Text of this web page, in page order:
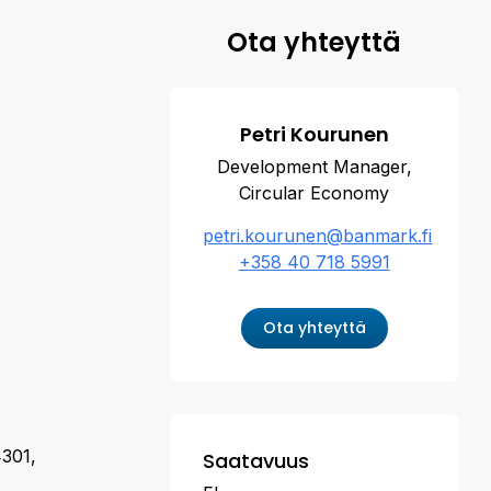
Ota yhteyttä
Petri Kourunen
Development Manager,
Circular Economy
petri.kourunen@banmark.fi
+358 40 718 5991
Ota yhteyttä
Saatavuus